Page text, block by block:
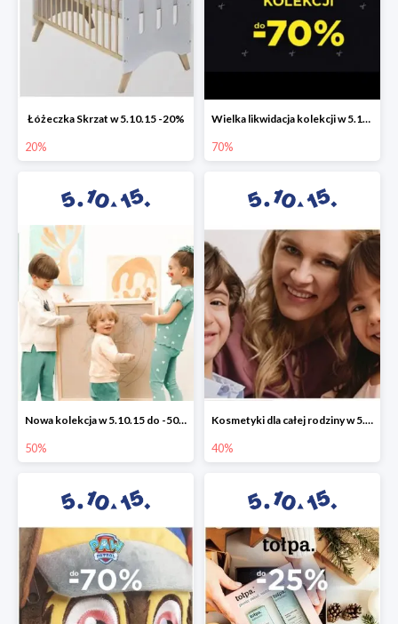
Łóżeczka Skrzat w 5.10.15 -20%
20%
Wielka likwidacja kolekcji w 5.10.15 do -70%
70%
Nowa kolekcja w 5.10.15 do -50%
50%
Kosmetyki dla całej rodziny w 5.10.15 do -40%
40%